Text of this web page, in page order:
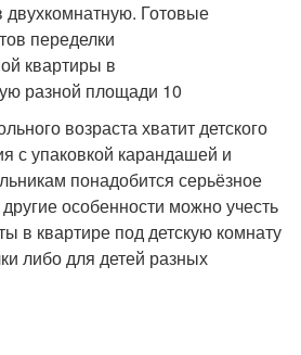
возраста хватит детского
с упаковкой карандашей и
понадобится серьёзное
особенности можно учесть
в квартире под детскую комнату
либо для детей разных